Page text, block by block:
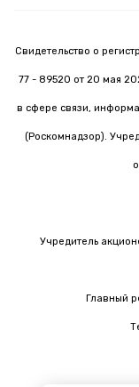
Свидетельство о
77 - 89520 от 20 мая
в сфере связи,
(Роскомнадзор).
Учредитель
Главный